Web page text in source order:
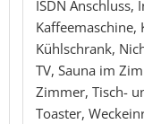
ISDN
Kaffeemaschine,
Kühlschrank,
TV, Sauna im
Zimmer, Tisch-
Toaster,